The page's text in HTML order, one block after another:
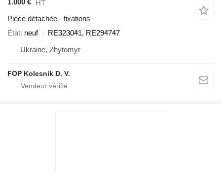
1.000 € HT
Pièce détachée - fixations
État neuf
RE323041, RE294747
Ukraine, Zhytomyr
FOP Kolesnik D. V.